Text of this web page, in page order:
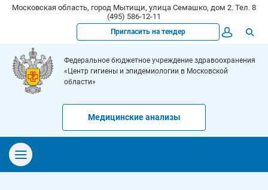
Московская область, город Мытищи, улица Семашко, дом 2. Тел. 8
(495) 586-12-11
Пригласить на тендер
Федеральное бюджетное учреждение здравоохранения
«Центр гигиены и эпидемиологии в Московской
области»
Медицинские анализы